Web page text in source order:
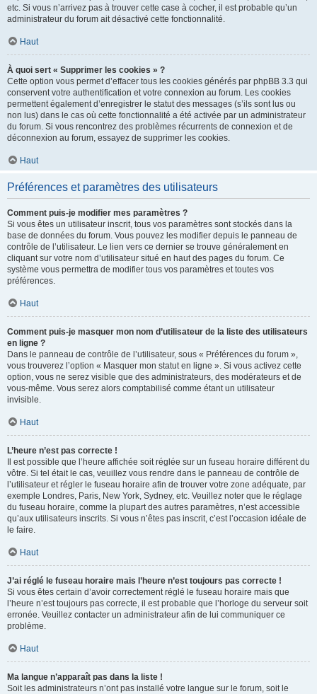
etc. Si vous n’arrivez pas à trouver cette case à cocher, il est probable qu’un
administrateur du forum ait désactivé cette fonctionnalité.
Haut
À quoi sert « Supprimer les cookies » ?
Cette option vous permet d’effacer tous les cookies générés par phpBB 3.3 qui
conservent votre authentification et votre connexion au forum. Les cookies
permettent également d’enregistrer le statut des messages (s’ils sont lus ou
non lus) dans le cas où cette fonctionnalité a été activée par un administrateur
du forum. Si vous rencontrez des problèmes récurrents de connexion et de
déconnexion au forum, essayez de supprimer les cookies.
Haut
Préférences et paramètres des utilisateurs
Comment puis-je modifier mes paramètres ?
Si vous êtes un utilisateur inscrit, tous vos paramètres sont stockés dans la
base de données du forum. Vous pouvez les modifier depuis le panneau de
contrôle de l’utilisateur. Le lien vers ce dernier se trouve généralement en
cliquant sur votre nom d’utilisateur situé en haut des pages du forum. Ce
système vous permettra de modifier tous vos paramètres et toutes vos
préférences.
Haut
Comment puis-je masquer mon nom d’utilisateur de la liste des utilisateurs
en ligne ?
Dans le panneau de contrôle de l’utilisateur, sous « Préférences du forum »,
vous trouverez l’option « Masquer mon statut en ligne ». Si vous activez cette
option, vous ne serez visible que des administrateurs, des modérateurs et de
vous-même. Vous serez alors comptabilisé comme étant un utilisateur
invisible.
Haut
L’heure n’est pas correcte !
Il est possible que l’heure affichée soit réglée sur un fuseau horaire différent du
vôtre. Si tel était le cas, veuillez vous rendre dans le panneau de contrôle de
l’utilisateur et régler le fuseau horaire afin de trouver votre zone adéquate, par
exemple Londres, Paris, New York, Sydney, etc. Veuillez noter que le réglage
du fuseau horaire, comme la plupart des autres paramètres, n’est accessible
qu’aux utilisateurs inscrits. Si vous n’êtes pas inscrit, c’est l’occasion idéale de
le faire.
Haut
J’ai réglé le fuseau horaire mais l’heure n’est toujours pas correcte !
Si vous êtes certain d’avoir correctement réglé le fuseau horaire mais que
l’heure n’est toujours pas correcte, il est probable que l’horloge du serveur soit
erronée. Veuillez contacter un administrateur afin de lui communiquer ce
problème.
Haut
Ma langue n’apparaît pas dans la liste !
Soit les administrateurs n’ont pas installé votre langue sur le forum, soit le